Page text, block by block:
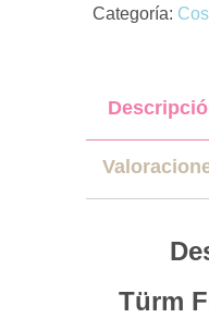
Categoría:
Türm